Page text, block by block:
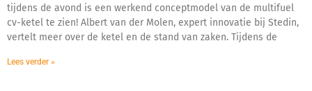
tijdens de avond is een werkend conceptmodel van de multifuel
cv-ketel te zien! Albert van der Molen, expert innovatie bij Stedin,
vertelt meer over de ketel en de stand van zaken. Tijdens de
Lees verder »